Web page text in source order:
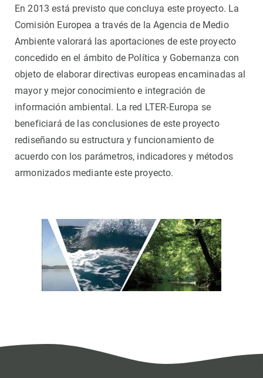
En 2013 está previsto que concluya este proyecto. La
Comisión Europea a través de la Agencia de Medio
Ambiente valorará las aportaciones de este proyecto
concedido en el ámbito de Política y Gobernanza con
objeto de elaborar directivas europeas encaminadas al
mayor y mejor conocimiento e integración de
información ambiental. La red LTER-Europa se
beneficiará de las conclusiones de este proyecto
rediseñando su estructura y funcionamiento de
acuerdo con los parámetros, indicadores y métodos
armonizados mediante este proyecto.